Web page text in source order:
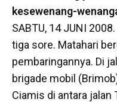
kesewenang-
SABTU, 14 JUNI
tiga sore. Matahari
pembaringannya. Di
brigade mobil
Ciamis di antara jalan